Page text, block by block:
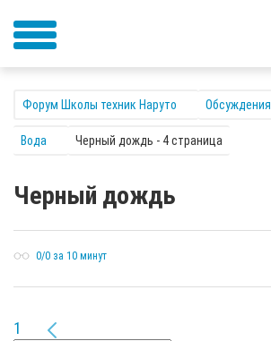
Форум Школы техник Наруто Обсуждения
Вода Черный дождь - 4 страница
Черный дождь
0/0 за 10 минут
1